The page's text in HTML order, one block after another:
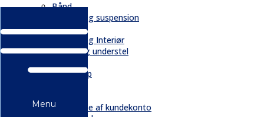
Menu
Bånd
Chassis og suspension
Hydraulik
Kabiner og Interiør
Kæder og understel
Quickshop
Oprettelse af kundekonto